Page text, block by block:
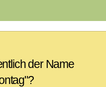
der Name